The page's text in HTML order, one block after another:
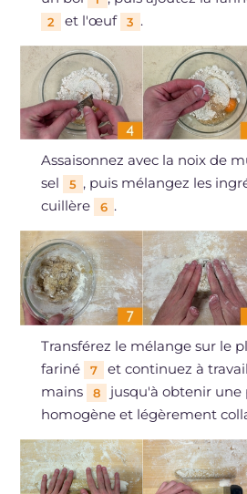
2 et l'œuf 3 .
Assaisonnez avec la noix de
sel
5 , puis mélangez les
cuillère
6 .
Transférez le mélange sur le
fariné
7
et continuez à
mains
8
jusqu'à obtenir une
homogène et légèrement